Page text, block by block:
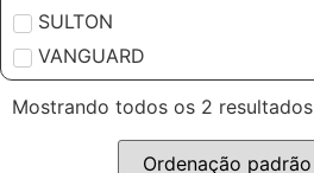
SULTON
VANGUARD
Mostrando todos os 2 resultados